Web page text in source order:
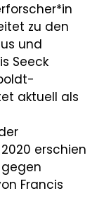
zu den
und
Seeck
aktuell als
erschien
Francis